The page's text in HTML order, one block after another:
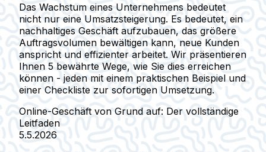
Das Wachstum eines Unternehmens bedeutet
nicht nur eine Umsatzsteigerung. Es bedeutet, ein
nachhaltiges Geschäft aufzubauen, das größere
Auftragsvolumen bewältigen kann, neue Kunden
anspricht und effizienter arbeitet. Wir präsentieren
Ihnen 5 bewährte Wege, wie Sie dies erreichen
können - jeden mit einem praktischen Beispiel und
einer Checkliste zur sofortigen Umsetzung.
Online-Geschäft von Grund auf: Der vollständige
Leitfaden
5.5.2026